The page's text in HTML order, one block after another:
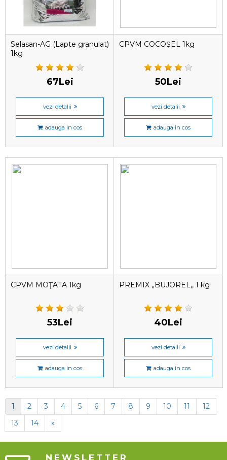
Selasan-AG (Lapte granulat)
1kg
67Lei
vezi detalii
adauga in cos
CPVM COCOŞEL 1kg
50Lei
vezi detalii
adauga in cos
CPVM MOŢATA 1kg
53Lei
vezi detalii
adauga in cos
PREMIX „BUJOREL,, 1 kg
40Lei
vezi detalii
adauga in cos
1 2 3 4 5 6 7 8 9 10 11
12
13
14 »
NEWSLETTER